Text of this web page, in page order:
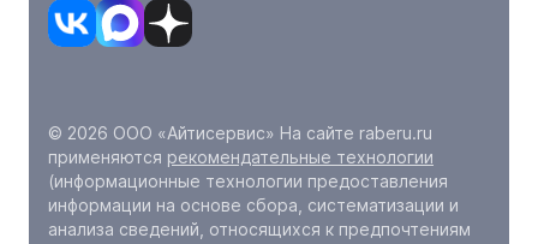
© 2026 ООО «Айтисервис» На сайте raberu.ru
применяются рекомендательные технологии
(информационные технологии предоставления
информации на основе сбора, систематизации и
анализа сведений, относящихся к предпочтениям